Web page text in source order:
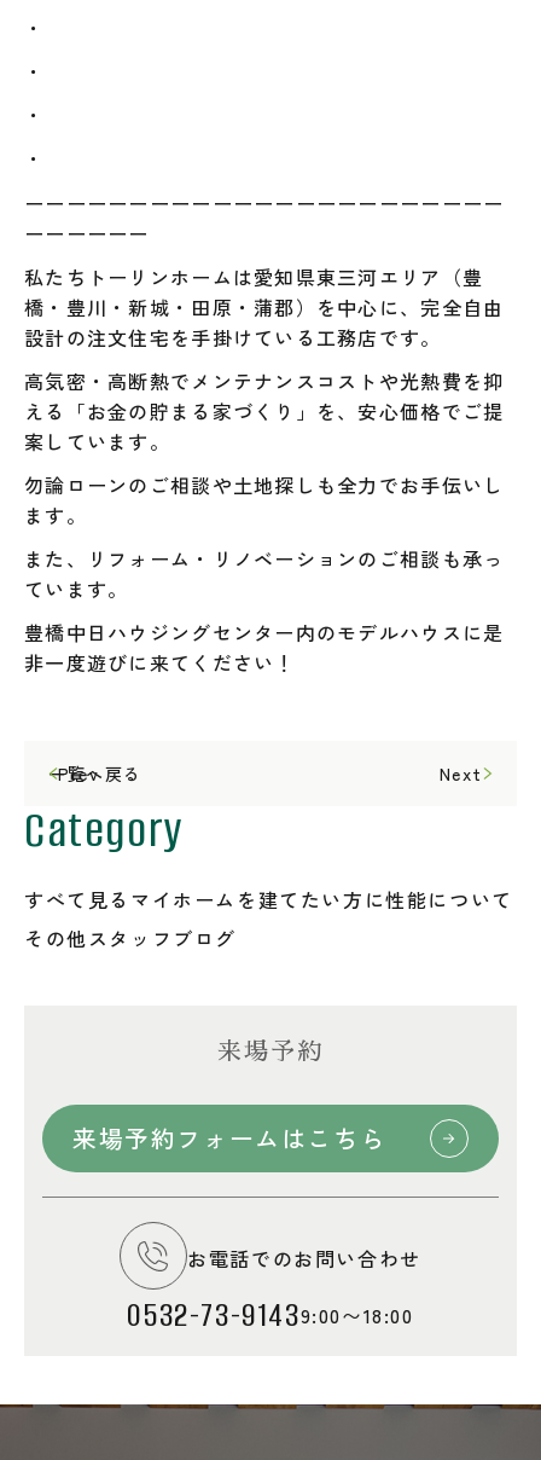
・
・
・
・
ーーーーーーーーーーーーーーーーーーーーーーー
ーーーーーー
私たちトーリンホームは愛知県東三河エリア（豊
橋・豊川・新城・田原・蒲郡）を中心に、完全自由
設計の注文住宅を手掛けている工務店です。
高気密・高断熱でメンテナンスコストや光熱費を抑
える「お金の貯まる家づくり」を、安心価格でご提
案しています。
勿論ローンのご相談や土地探しも全力でお手伝いし
ます。
また、リフォーム・リノベーションのご相談も承っ
ています。
豊橋中日ハウジングセンター内のモデルハウスに是
非一度遊びに来てください！
一覧へ戻る
Prev Next
Category
すべて見る マイホームを建てたい方に性能について
その他スタッフブログ
来場予約
来場予約フォームはこちら
お電話でのお問い合わせ
0532-73-91439:00〜18:00